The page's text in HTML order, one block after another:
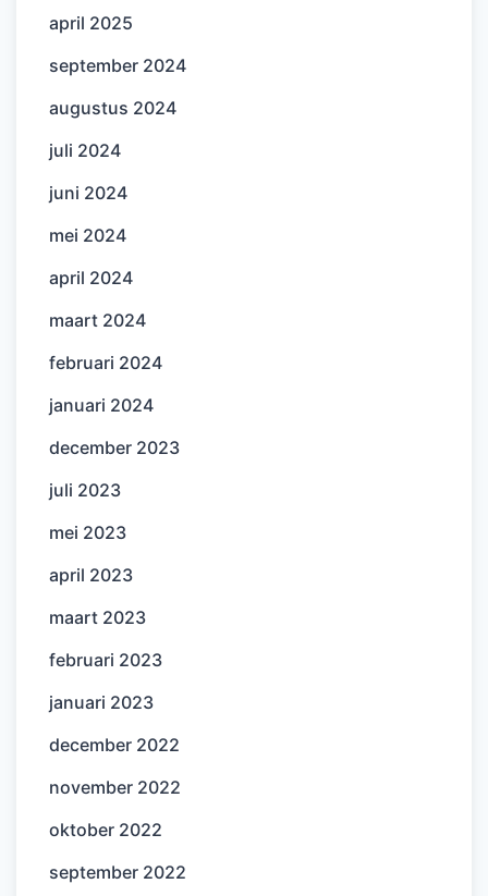
april 2025
september 2024
augustus 2024
juli 2024
juni 2024
mei 2024
april 2024
maart 2024
februari 2024
januari 2024
december 2023
juli 2023
mei 2023
april 2023
maart 2023
februari 2023
januari 2023
december 2022
november 2022
oktober 2022
september 2022